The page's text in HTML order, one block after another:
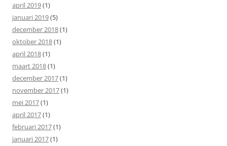
april 2019(1)
januari 2019(5)
december 2018(1)
oktober 2018(1)
april 2018(1)
maart 2018(1)
december 2017(1)
november 2017(1)
mei 2017(1)
april 2017(1)
februari 2017(1)
januari 2017(1)